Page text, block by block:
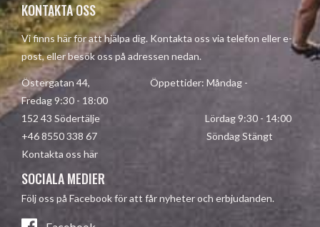
KONTAKTA OSS
Vi finns här för att hjälpa dig. Kontakta oss via telefon eller e-
post, eller besök oss på adressen nedan.
Östergatan 44, Öppettider: Måndag -
Fredag 9:30 - 18:00
152 43 Södertälje Lördag 9:30 - 14:00
+46 8550 338 67 Söndag Stängt
Kontakta oss här
SOCIALA MEDIER
Följ oss på Facebook för att får nyheter och erbjudanden.